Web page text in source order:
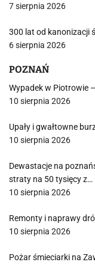
7 sierpnia 2026
300 lat od kanonizacji
6 sierpnia 2026
POZNAŃ
Wypadek w Piotrowie
10 sierpnia 2026
Upały i gwałtowne
10 sierpnia 2026
Dewastacje na
straty na 50 tysięcy z…
10 sierpnia 2026
Remonty i naprawy
10 sierpnia 2026
Pożar śmieciarki na